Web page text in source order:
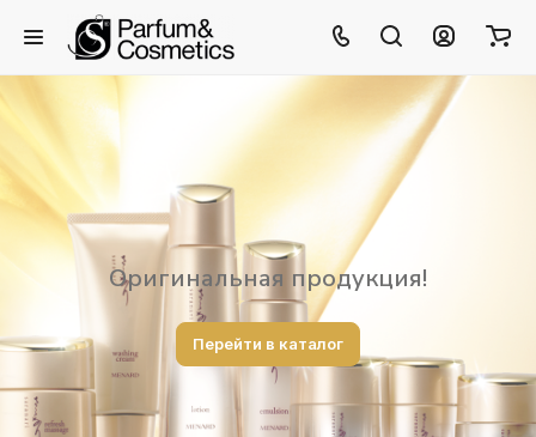
Оригинальная продукция!
Перейти в каталог